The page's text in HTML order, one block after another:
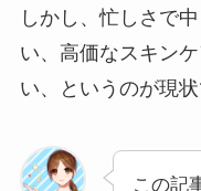
しかし、忙しさで
い、高価なスキン
い、というのが現状
この記